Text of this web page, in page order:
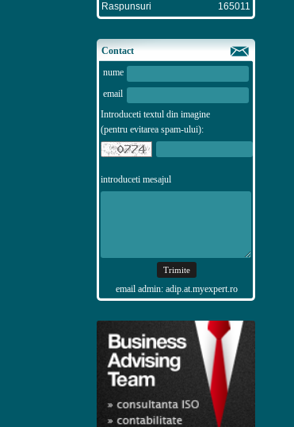
Raspunsuri
165011
Contact
nume
email
Introduceti textul din imagine
(pentru evitarea spam-ului):
introduceti mesajul
email admin: adip.at.myexpert.ro